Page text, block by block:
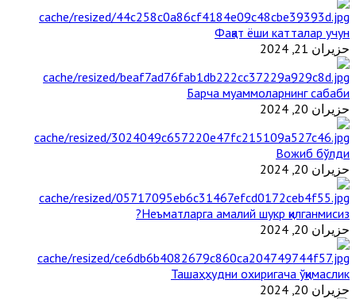
Фақат ёши катталар учун
حزيران 21, 2024
Барча муаммоларнинг сабаби
حزيران 20, 2024
Вожиб бўлди
حزيران 20, 2024
Неъматларга амалий шукр қилганмисиз?
حزيران 20, 2024
Ташаҳҳудни охиригача ўқимаслик
حزيران 20, 2024